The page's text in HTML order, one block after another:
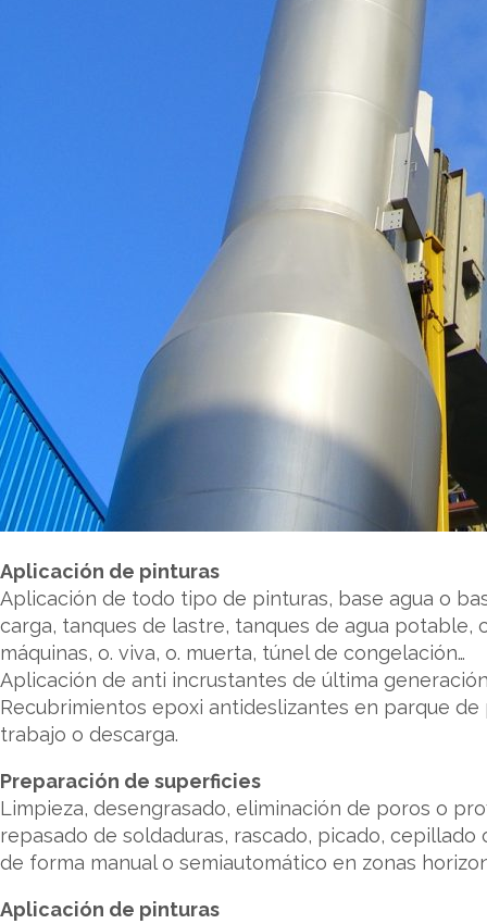
Aplicación de pinturas
Aplicación de todo tipo de pinturas, base agua o
carga, tanques de lastre, tanques de agua potable,
máquinas, o. viva, o. muerta, túnel de congelación…
Aplicación de anti incrustantes de última
Recubrimientos epoxi antideslizantes en parque
trabajo o descarga.
Preparación de superficies
Limpieza, desengrasado, eliminación de poros o
repasado de soldaduras, rascado, picado,
de forma manual o semiautomático en zonas
Aplicación de pinturas